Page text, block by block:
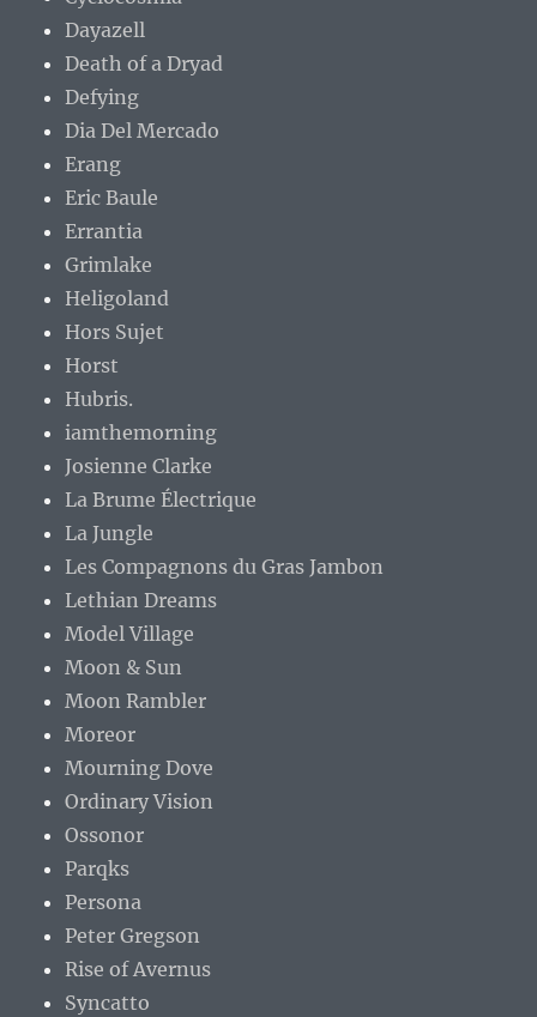
Dayazell
Death of a Dryad
Defying
Dia Del Mercado
Erang
Eric Baule
Errantia
Grimlake
Heligoland
Hors Sujet
Horst
Hubris.
iamthemorning
Josienne Clarke
La Brume Électrique
La Jungle
Les Compagnons du Gras Jambon
Lethian Dreams
Model Village
Moon & Sun
Moon Rambler
Moreor
Mourning Dove
Ordinary Vision
Ossonor
Parqks
Persona
Peter Gregson
Rise of Avernus
Syncatto